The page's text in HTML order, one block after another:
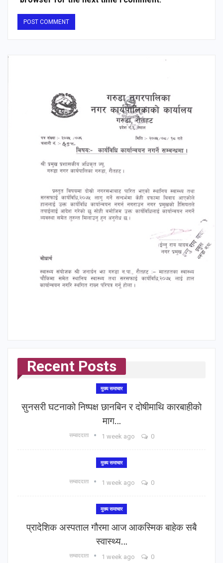
Recent Posts
मुख्य समाचार
सुनसरी घटनाको निष्पक्ष छानबिन र दोषीमाथि कारबाहीको
माग…
सम्बाददाता 1 week ago 0
मुख्य समाचार
सम्बाददाता 1 week ago 0
मुख्य समाचार
प्रादेशिक अस्पताल गौरमा आज आकस्मिक बाहेक सबै
स्वास्थ्य…
सम्बाददाता 1 week ago 0